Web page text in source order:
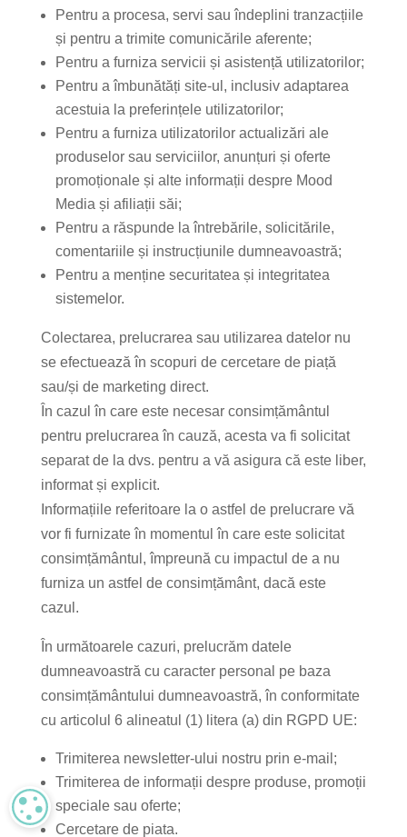
Pentru a procesa, servi sau îndeplini tranzacțiile
și pentru a trimite comunicările aferente;
Pentru a furniza servicii și asistență utilizatorilor;
Pentru a îmbunătăți site-ul, inclusiv adaptarea
acestuia la preferințele utilizatorilor;
Pentru a furniza utilizatorilor actualizări ale
produselor sau serviciilor, anunțuri și oferte
promoționale și alte informații despre Mood
Media și afiliații săi;
Pentru a răspunde la întrebările, solicitările,
comentariile și instrucțiunile dumneavoastră;
Pentru a menține securitatea și integritatea
sistemelor.
Colectarea, prelucrarea sau utilizarea datelor nu
se efectuează în scopuri de cercetare de piață
sau/și de marketing direct.
În cazul în care este necesar consimțământul
pentru prelucrarea în cauză, acesta va fi solicitat
separat de la dvs. pentru a vă asigura că este liber,
informat și explicit.
Informațiile referitoare la o astfel de prelucrare vă
vor fi furnizate în momentul în care este solicitat
consimțământul, împreună cu impactul de a nu
furniza un astfel de consimțământ, dacă este
cazul.
În următoarele cazuri, prelucrăm datele
dumneavoastră cu caracter personal pe baza
consimțământului dumneavoastră, în conformitate
cu articolul 6 alineatul (1) litera (a) din RGPD UE:
Trimiterea newsletter-ului nostru prin e-mail;
Trimiterea de informații despre produse, promoții
speciale sau oferte;
Cercetare de piata.
MANAGE PRIVACY